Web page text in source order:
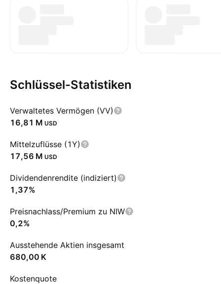
Schlüssel-Statistiken
Verwaltetes Vermögen (VV)
‪16,81 M‬ USD
Mittelzuflüsse (1Y)
‪17,56 M‬ USD
Dividendenrendite (indiziert)
1,37%
Preisnachlass/Premium zu NIW
0,2%
Ausstehende Aktien insgesamt
‪680,00 K‬
Kostenquote